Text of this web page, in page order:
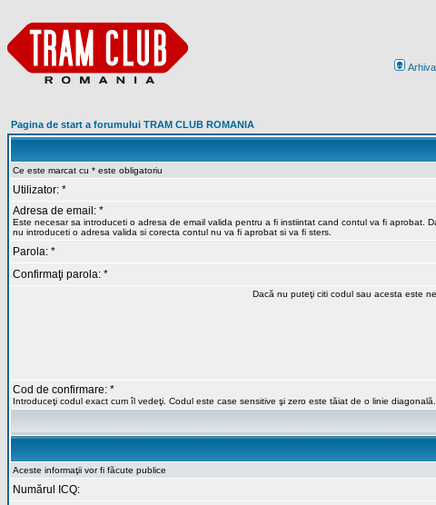
Pagina de start a forumului TRAM CLUB ROMANIA
Ce este marcat cu * este obligatoriu
Utilizator: *
Adresa de email: *
Este necesar sa introduceti o adresa de email valida pentru a fi instiintat cand contul va fi aprobat.
nu introduceti o adresa valida si corecta contul nu va fi aprobat si va fi sters.
Parola: *
Confirmaţi parola: *
Dacă nu puteţi citi codul sau acesta este
Cod de confirmare: *
Introduceţi codul exact cum îl vedeţi. Codul este case sensitive şi zero este tăiat de o linie diagonală.
Aceste informaţii vor fi făcute publice
Numărul ICQ: